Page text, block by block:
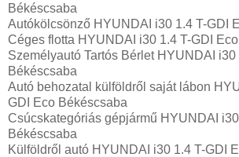
Békéscsaba
Autókölcsönző HYUNDAI i30 1.4 T-GDI
Céges flotta HYUNDAI i30 1.4 T-GDI
Személyautó Tartós Bérlet HYUNDAI i30
Békéscsaba
Autó behozatal külföldről saját lábon
GDI Eco Békéscsaba
Csúcskategóriás gépjármű HYUNDAI
Békéscsaba
Külföldről autó HYUNDAI i30 1.4 T-GDI